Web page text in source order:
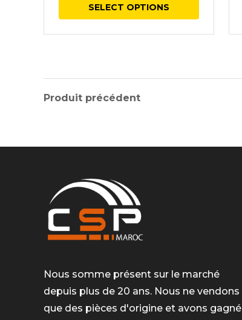
SELECT OPTIONS
Produit précédent
Nous somme présent sur le marché
depuis plus de 20 ans. Nous ne vendons
que des pièces d'origine et avons gagné